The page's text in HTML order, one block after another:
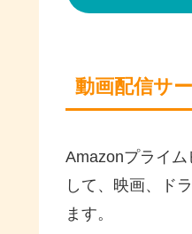
動画配信サ
Amazonプライム
して、映画、ド
ます。